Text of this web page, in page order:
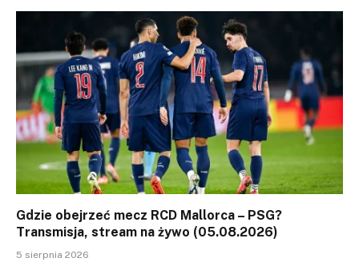
Gdzie obejrzeć mecz RCD Mallorca – PSG?
Transmisja, stream na żywo (05.08.2026)
5 sierpnia 2026